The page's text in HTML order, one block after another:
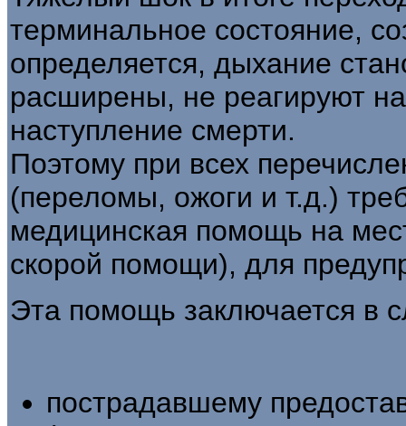
терминальное состояние,
определяется, дыхание
расширены, не реагируют
наступление смерти.
Поэтому при всех
(переломы, ожоги и т.д.)
медицинская помощь на
скорой помощи), для
Эта помощь заключается в
пострадавшему